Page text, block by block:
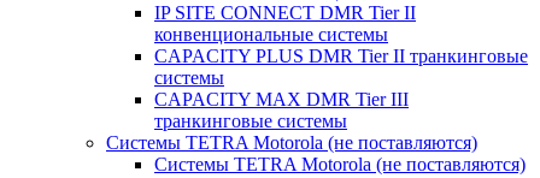
IP SITE CONNECT DMR Tier II
конвенциональные системы
CAPACITY PLUS DMR Tier II транкинговые
системы
CAPACITY MAX DMR Tier III
транкинговые системы
Системы TETRA Motorola (не поставляются)
Системы TETRA Motorola (не поставляются)